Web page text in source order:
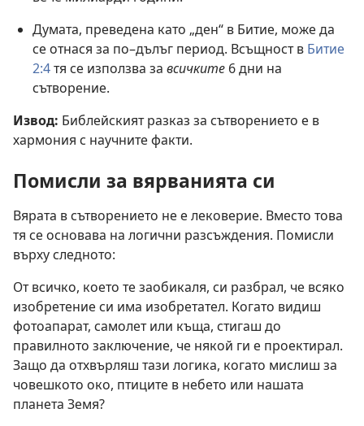
Думата, преведена като „ден“ в Битие, може да
се отнася за по–дълъг период. Всъщност в Битие
2:4тя се използва за всичките 6 дни на
сътворение.
Извод: Библейският разказ за сътворението е в
хармония с научните факти.
Помисли за вярванията си
Вярата в сътворението не е лековерие. Вместо това
тя се основава на логични разсъждения. Помисли
върху следното:
От всичко, което те заобикаля, си разбрал, че всяко
изобретение си има изобретател. Когато видиш
фотоапарат, самолет или къща, стигаш до
правилното заключение, че някой ги е проектирал.
Защо да отхвърляш тази логика, когато мислиш за
човешкото око, птиците в небето или нашата
планета Земя?